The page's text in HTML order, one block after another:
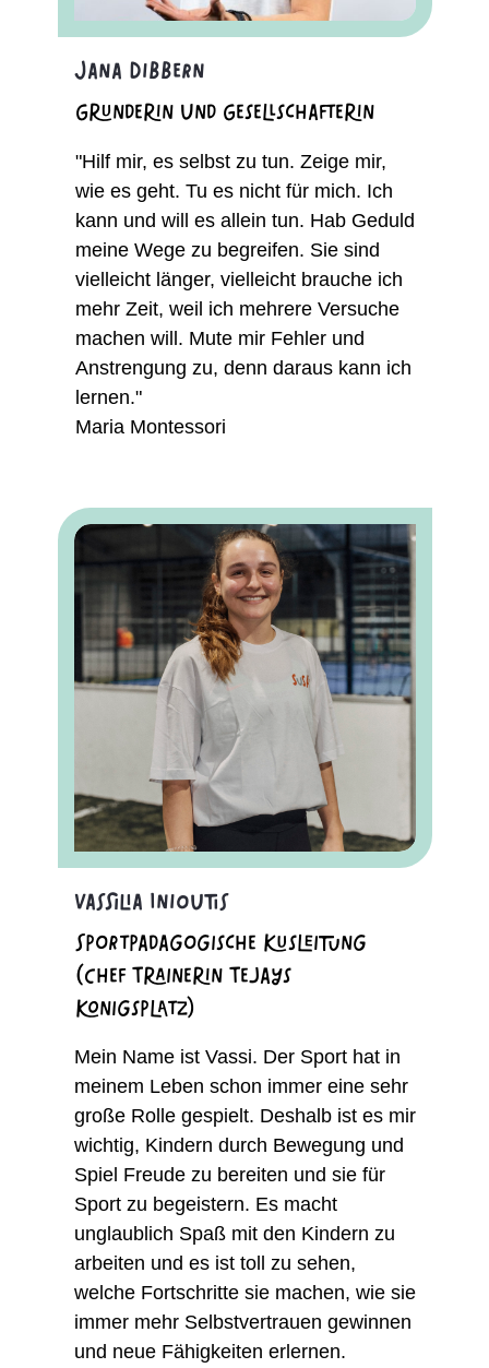
Jana Dibbern
Gründerin und Gesellschafterin
"Hilf mir, es selbst zu tun. Zeige mir,
wie es geht. Tu es nicht für mich. Ich
kann und will es allein tun. Hab Geduld
meine Wege zu begreifen. Sie sind
vielleicht länger, vielleicht brauche ich
mehr Zeit, weil ich mehrere Versuche
machen will. Mute mir Fehler und
Anstrengung zu, denn daraus kann ich
lernen."
Maria Montessori
Vassilia Inioutis
Sportpädagogische Kusleitung
(Chef Trainerin Tejays
Königsplatz)
Mein Name ist Vassi. Der Sport hat in
meinem Leben schon immer eine sehr
große Rolle gespielt. Deshalb ist es mir
wichtig, Kindern durch Bewegung und
Spiel Freude zu bereiten und sie für
Sport zu begeistern. Es macht
unglaublich Spaß mit den Kindern zu
arbeiten und es ist toll zu sehen,
welche Fortschritte sie machen, wie sie
immer mehr Selbstvertrauen gewinnen
und neue Fähigkeiten erlernen.